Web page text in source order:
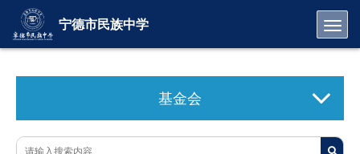
宁德市民族中学
基金会